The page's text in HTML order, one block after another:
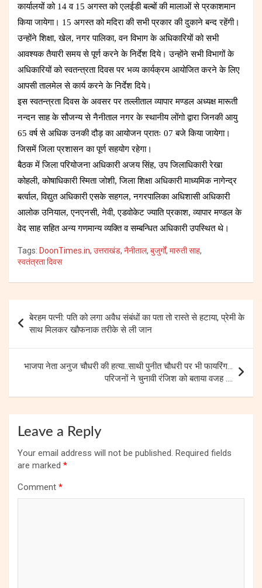
कार्यालयों को 14 व 15 अगस्त को एलईडी बल्बों की मालाओं से प्रकाशमान
किया जायेगा। 15 अगस्त को मदिरा की सभी प्रकार की दुकाने बन्द रहेंगी।
उन्होंने शिक्षा, खेल, नगर पालिका, वन विभाग के अधिकारियों को सभी
आवश्यक तैयारी समय से पूर्ण करने के निर्देश दिये। उन्होंने सभी विभागों के
अधिकारियों को स्वतन्त्रता दिवस पर भव्य कार्यक्रम आयोजित करने के लिए
आपसी तालमेल से कार्य करने के निर्देश दिये।
इस स्वतन्त्रता दिवस के अवसर पर तल्लीताल व्यापार मण्डल अध्यक्ष मारूती
नन्दन साह के सौजन्य से नैनीताल नगर के स्थानीय लोंगो द्वारा जिनकी आयु
65 वर्ष से अधिक उनकी दौड़ का आयोजन प्रातः 07 बजे किया जायेगा।
जिसमें जिला प्रशासन का पूर्ण सहयोग रहेगा।
बैठक में जिला परियोजना अधिकारी अजय सिंह, उप जिलाधिकारी रेखा
कोहली, कोषाधिकारी स्मिता जोशी, जिला शिक्षा अधिकारी माध्यमिक नागेन्द्र
बर्त्वाल, विद्युत अधिकारी एसके सहगल, नगरपालिका अधिशासी अधिकारी
आलोक उनियाल, एनएनसी, नेवी, एडवोकेट ज्याति प्रकाश, व्यापार मण्डल के
वेद साह सहित अन्य गणमान्य व्यक्ति व सम्बन्धित अधिकारी उपस्थित थे।
Tags: DoonTimes.in, उत्तराखंड, नैनीताल, बुजुर्गों, मारुती साह,
स्वतंत्रता दिवस
navigation
बेरहम पत्नी: पति को लगा अवैध संबंधों का पता तो रास्ते से हटाया, प्रेमी के
साथ मिलकर खौफनाक तरीके से ली जान
भाजपा नेता अनुज चौधरी की हत्या..साथी पुनीत चौधरी पर भी फायरिंग…
परिजनों ने चुनावी रंजिश को बताया वजह ….
Leave a Reply
Your email address will not be published. Required fields
are marked *
Comment *